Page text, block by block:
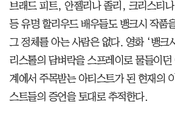
브래드 피트, 안젤리나 졸리, 크리스티
등 유명 할리우드 배우들도 뱅크시 작품
그 정체를 아는 사람은 없다. 영화 ‘뱅크
리스톨의 담벼락을 스프레이로 물들이던
계에서 주목받는 아티스트가 된 현재의
스트들의 증언을 토대로 추적한다.